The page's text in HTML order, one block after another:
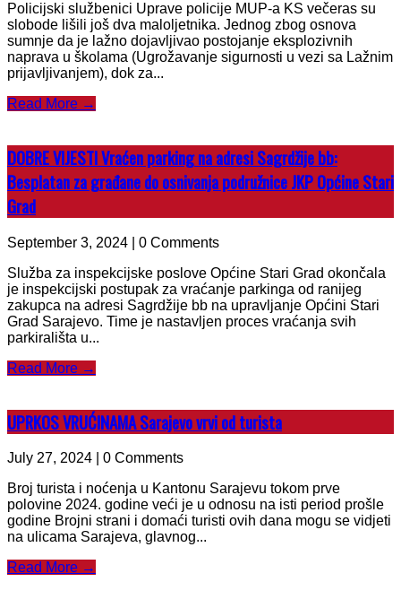
Policijski službenici Uprave policije MUP-a KS večeras su
slobode lišili još dva maloljetnika. Jednog zbog osnova
sumnje da je lažno dojavljivao postojanje eksplozivnih
naprava u školama (Ugrožavanje sigurnosti u vezi sa Lažnim
prijavljivanjem), dok za...
Read More →
DOBRE VIJESTI Vraćen parking na adresi Sagrdžije bb:
Besplatan za građane do osnivanja podružnice JKP Općine Stari
Grad
September 3, 2024 | 0 Comments
Služba za inspekcijske poslove Općine Stari Grad okončala
je inspekcijski postupak za vraćanje parkinga od ranijeg
zakupca na adresi Sagrdžije bb na upravljanje Općini Stari
Grad Sarajevo. Time je nastavljen proces vraćanja svih
parkirališta u...
Read More →
UPRKOS VRUĆINAMA Sarajevo vrvi od turista
July 27, 2024 | 0 Comments
Broj turista i noćenja u Kantonu Sarajevu tokom prve
polovine 2024. godine veći je u odnosu na isti period prošle
godine Brojni strani i domaći turisti ovih dana mogu se vidjeti
na ulicama Sarajeva, glavnog...
Read More →